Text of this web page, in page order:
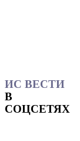
ИС ВЕСТИ
В
СОЦСЕТЯХ